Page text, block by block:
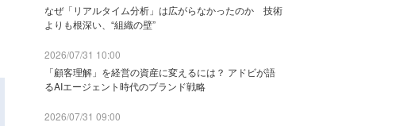
なぜ「リアルタイム分析」は広がらなかったのか 技術
よりも根深い、“組織の壁”
2026/07/31 10:00
「顧客理解」を経営の資産に変えるには？ アドビが語
るAIエージェント時代のブランド戦略
2026/07/31 09:00